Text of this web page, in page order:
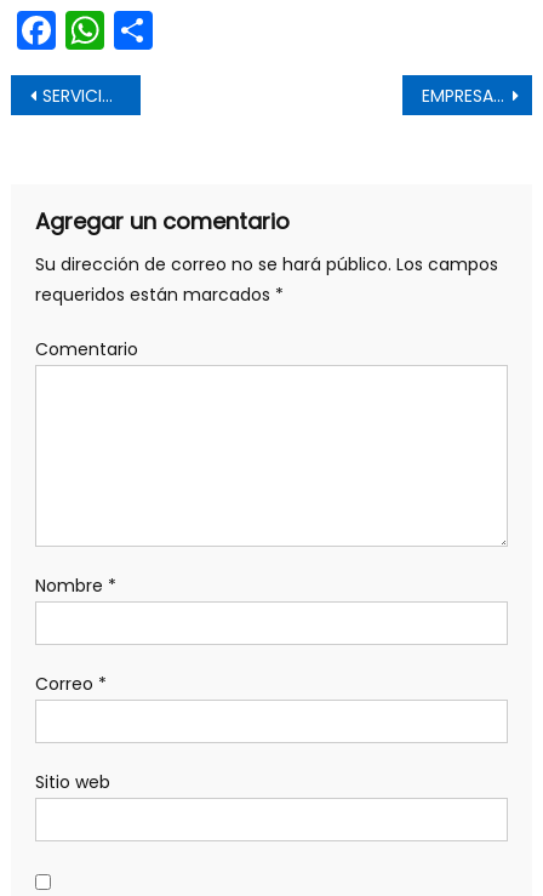
Facebook
WhatsApp
Navegación de entradas
SERVICIO DE SALUD ENTREGA CINCO AMBULANCIAS PARA SEGUIR FORTALECIENDO RED DE URGENCIA MUNICIPAL EMPRESAS APOYADAS POR INSTRUMENTOS DE INNOVACIÓN CORFO MULTIPLICAN EN 58 VECES LA INVERSIÓN PÚBLICA
Agregar un comentario
Su dirección de correo no se hará público. Los campos
requeridos están marcados *
Comentario
Nombre *
Correo *
Sitio web